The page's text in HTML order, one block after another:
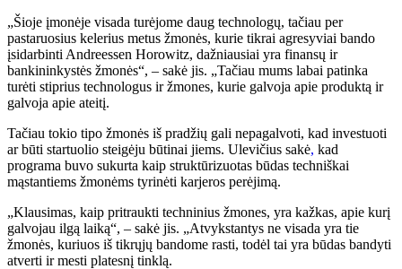
„Šioje įmonėje visada turėjome daug technologų, tačiau per
pastaruosius kelerius metus žmonės, kurie tikrai agresyviai bando
įsidarbinti Andreessen Horowitz, dažniausiai yra finansų ir
bankininkystės žmonės“, – sakė jis. „Tačiau mums labai patinka
turėti stiprius technologus ir žmones, kurie galvoja apie produktą ir
galvoja apie ateitį.
Tačiau tokio tipo žmonės iš pradžių gali nepagalvoti, kad investuoti
ar būti startuolio steigėju būtinai jiems. Ulevičius sakė, kad
programa buvo sukurta kaip struktūrizuotas būdas techniškai
mąstantiems žmonėms tyrinėti karjeros perėjimą.
„Klausimas, kaip pritraukti techninius žmones, yra kažkas, apie kurį
galvojau ilgą laiką“, – sakė jis. „Atvykstantys ne visada yra tie
žmonės, kuriuos iš tikrųjų bandome rasti, todėl tai yra būdas bandyti
atverti ir mesti platesnį tinklą.